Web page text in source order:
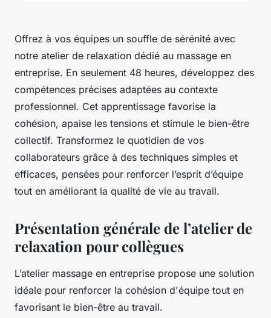
Offrez à vos équipes un souffle de sérénité avec
notre atelier de relaxation dédié au massage en
entreprise. En seulement 48 heures, développez des
compétences précises adaptées au contexte
professionnel. Cet apprentissage favorise la
cohésion, apaise les tensions et stimule le bien-être
collectif. Transformez le quotidien de vos
collaborateurs grâce à des techniques simples et
efficaces, pensées pour renforcer l’esprit d’équipe
tout en améliorant la qualité de vie au travail.
Présentation générale de l’atelier de
relaxation pour collègues
L’atelier massage en entreprise propose une solution
idéale pour renforcer la cohésion d'équipe tout en
favorisant le bien-être au travail.